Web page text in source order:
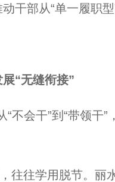
干部从“单一履职
“无缝衔接”
不会干”到“带领干
往学用脱节。丽